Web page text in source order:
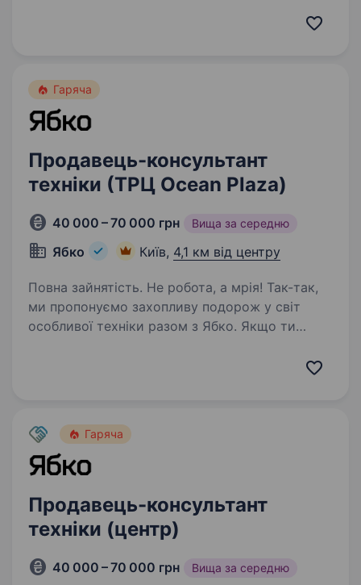
Гаряча
Продавець-консультант
техніки (ТРЦ Ocean Plaza)
40 000 – 70 000 грн Вища за середню
Ябко Київ, 4,1 км від центру
Повна зайнятість. Не робота, а мрія! Так-так,
ми пропонуємо захопливу подорож у світ
особливої техніки разом з Ябко. Якщо ти
подарунки та бачити щастя в очах клієнтів —
Гаряча
Продавець-консультант
техніки (центр)
40 000 – 70 000 грн Вища за середню